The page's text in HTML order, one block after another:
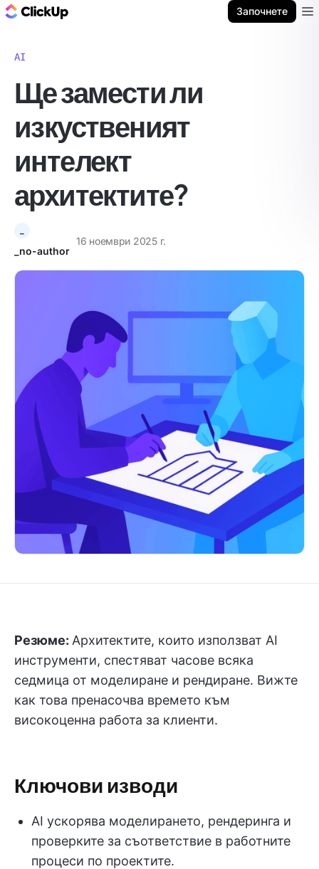
Започнете
AI
Ще замести ли
изкуственият
интелект
архитектите?
_no-author
16 ноември 2025 г.
Резюме: Архитектите, които използват AI
инструменти, спестяват часове всяка
седмица от моделиране и рендиране. Вижте
как това пренасочва времето към
високоценна работа за клиенти.
Ключови изводи
AI ускорява моделирането, рендеринга и
проверките за съответствие в работните
процеси по проектите.